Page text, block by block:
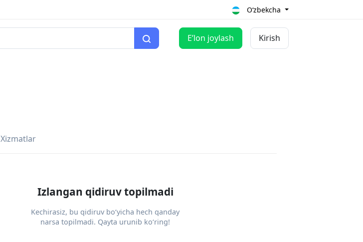
O‘zbekcha
Eʼlon joylash Kirish
Xizmatlar
Izlangan qidiruv topilmadi
Kechirasiz, bu qidiruv bo‘yicha hech qanday
narsa topilmadi. Qayta urunib ko‘ring!